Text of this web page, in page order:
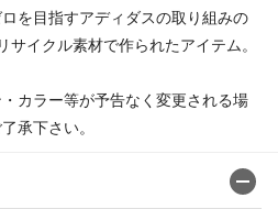
を目指すアディダスの取り組みの
イクル素材で作られたアイテム。
カラー等が予告なく変更される場
承下さい。